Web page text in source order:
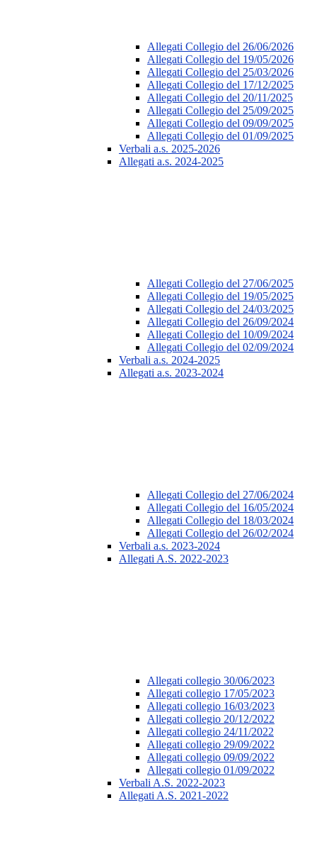
Allegati Collegio del 26/06/2026
Allegati Collegio del 19/05/2026
Allegati Collegio del 25/03/2026
Allegati Collegio del 17/12/2025
Allegati Collegio del 20/11/2025
Allegati Collegio del 25/09/2025
Allegati Collegio del 09/09/2025
Allegati Collegio del 01/09/2025
Verbali a.s. 2025-2026
Allegati a.s. 2024-2025
Allegati Collegio del 27/06/2025
Allegati Collegio del 19/05/2025
Allegati Collegio del 24/03/2025
Allegati Collegio del 26/09/2024
Allegati Collegio del 10/09/2024
Allegati Collegio del 02/09/2024
Verbali a.s. 2024-2025
Allegati a.s. 2023-2024
Allegati Collegio del 27/06/2024
Allegati Collegio del 16/05/2024
Allegati Collegio del 18/03/2024
Allegati Collegio del 26/02/2024
Verbali a.s. 2023-2024
Allegati A.S. 2022-2023
Allegati collegio 30/06/2023
Allegati collegio 17/05/2023
Allegati collegio 16/03/2023
Allegati collegio 20/12/2022
Allegati collegio 24/11/2022
Allegati collegio 29/09/2022
Allegati collegio 09/09/2022
Allegati collegio 01/09/2022
Verbali A.S. 2022-2023
Allegati A.S. 2021-2022